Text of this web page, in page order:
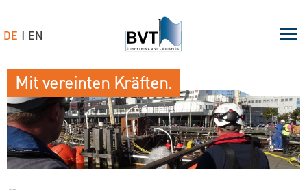
Mit vereinten Kräften.
DE EN